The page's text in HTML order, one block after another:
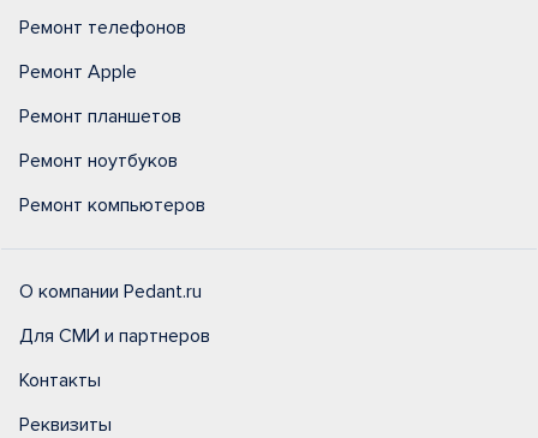
Ремонт телефонов
Ремонт Apple
Ремонт планшетов
Ремонт ноутбуков
Ремонт компьютеров
О компании Pedant.ru
Для СМИ и партнеров
Контакты
Реквизиты